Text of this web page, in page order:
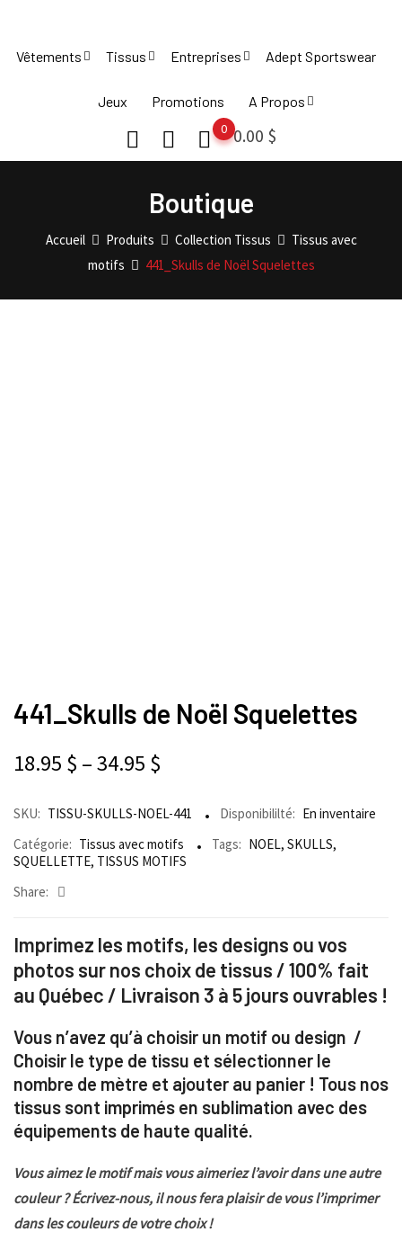
content
Vêtements Tissus Entreprises Adept Sportswear
Jeux Promotions A Propos
0.00 $
0
Boutique
Accueil Produits Collection Tissus
Tissus avec
motifs
441_Skulls de Noël Squelettes
441_Skulls de Noël Squelettes
18.95 $ –34.95 $
SKU: TISSU-SKULLS-NOEL-441 Disponibililté: En inventaire
Catégorie: Tissus avec motifs Tags: NOEL, SKULLS,
SQUELLETTE, TISSUS MOTIFS
Share:
Imprimez les motifs, les designs ou vos
photos sur nos choix de tissus / 100% fait
au Québec / Livraison 3 à 5 jours ouvrables !
Vous n’avez qu’à choisir un motif ou design /
Choisir le type de tissu et sélectionner le
nombre de mètre et ajouter au panier ! Tous nos
tissus sont imprimés en sublimation avec des
équipements de haute qualité.
Vous aimez le motif mais vous aimeriez l’avoir dans une autre
couleur ? Écrivez-nous, il nous fera plaisir de vous l’imprimer
dans les couleurs de votre choix !